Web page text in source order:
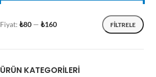
FILTRELE
Fiyat: ₺80 — ₺160
ÜRÜN KATEGORILERI